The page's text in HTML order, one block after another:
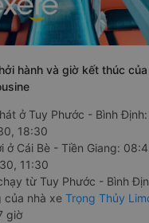
hành và giờ kết thúc
ở Tuy Phước - Bình
18:30
ở Cái Bè - Tiền Giang:
11:30
từ Tuy Phước - Bình
của nhà xe Trọng Thủy
giờ